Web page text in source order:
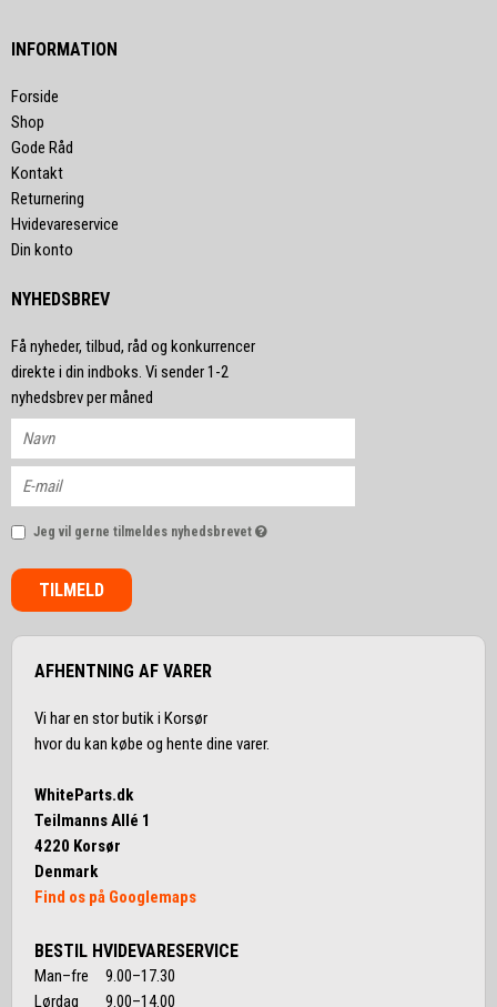
INFORMATION
Forside
Shop
Gode Råd
Kontakt
Returnering
Hvidevareservice
Din konto
NYHEDSBREV
Få nyheder, tilbud, råd og konkurrencer
direkte i din indboks. Vi sender 1-2
nyhedsbrev per måned
Jeg vil gerne tilmeldes nyhedsbrevet
TILMELD
AFHENTNING AF VARER
Vi har en stor butik i Korsør
hvor du kan købe og hente dine varer.
WhiteParts.dk
Teilmanns Allé 1
4220 Korsør
Denmark
Find os på Googlemaps
BESTIL HVIDEVARESERVICE
Man–fre 9.00–17.30
Lørdag 9.00–14.00